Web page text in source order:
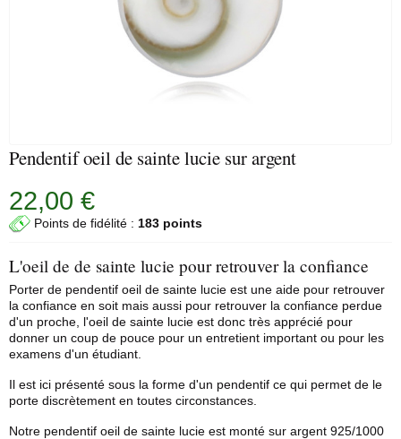
Pendentif oeil de sainte lucie sur argent
22,00 €
Points de fidélité : 183 points
L'oeil de de sainte lucie pour retrouver la confiance
Porter de pendentif oeil de sainte lucie est une aide pour retrouver
la confiance en soit mais aussi pour retrouver la confiance perdue
d'un proche, l'oeil de sainte lucie est donc très apprécié pour
donner un coup de pouce pour un entretient important ou pour les
examens d'un étudiant.
Il est ici présenté sous la forme d'un pendentif ce qui permet de le
porte discrètement en toutes circonstances.
Notre pendentif oeil de sainte lucie est monté sur argent 925/1000